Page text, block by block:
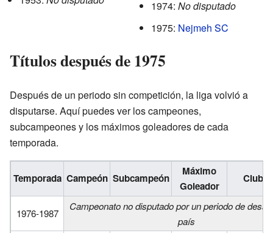
1974: No disputado
1975: Nejmeh SC
Títulos después de 1975
Después de un periodo sin competición, la liga volvió a
disputarse. Aquí puedes ver los campeones,
subcampeones y los máximos goleadores de cada
temporada.
Temporada Campeón Subcampeón
Máximo
Goleador
Club
1976-1987
Campeonato no disputado por un periodo de
país